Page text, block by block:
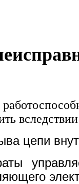
вследствии
цепи